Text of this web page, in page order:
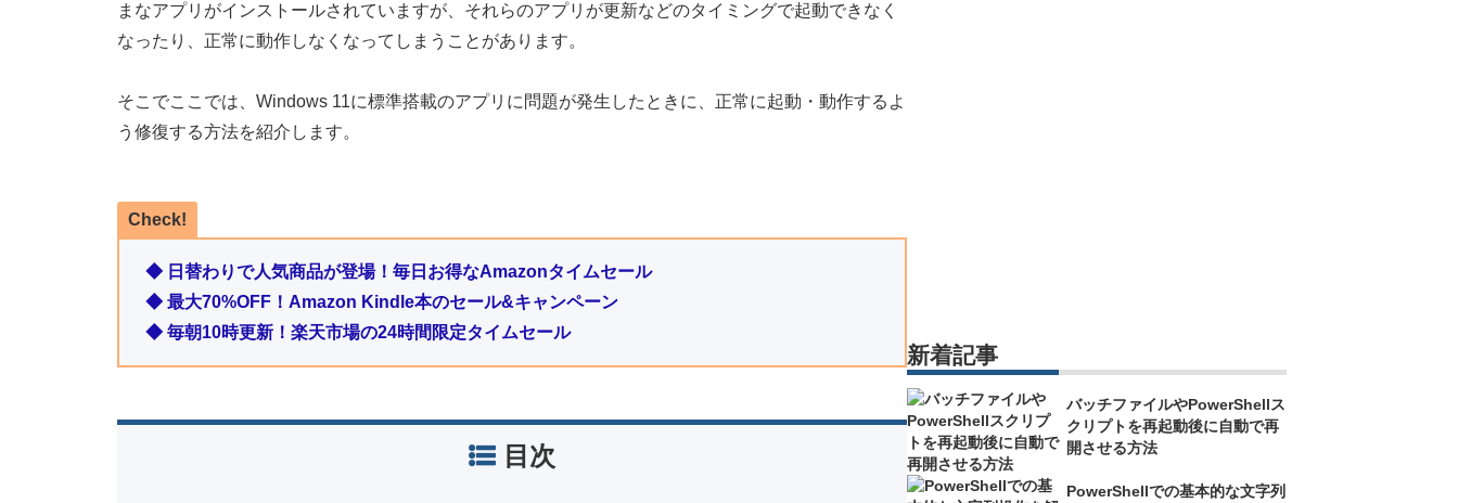
まなアプリがインストールされていますが、それらのアプリが更新などのタイミングで起動できなく
なったり、正常に動作しなくなってしまうことがあります。
そこでここでは、Windows 11に標準搭載のアプリに問題が発生したときに、正常に起動・動作するよ
う修復する方法を紹介します。
Check!
◆ 日替わりで人気商品が登場！毎日お得なAmazonタイムセール
◆ 最大70%OFF！Amazon Kindle本のセール&キャンペーン
◆ 毎朝10時更新！楽天市場の24時間限定タイムセール
目次
新着記事
バッチファイルやPowerShellス
クリプトを再起動後に自動で再
開させる方法
PowerShellでの基本的な文字列